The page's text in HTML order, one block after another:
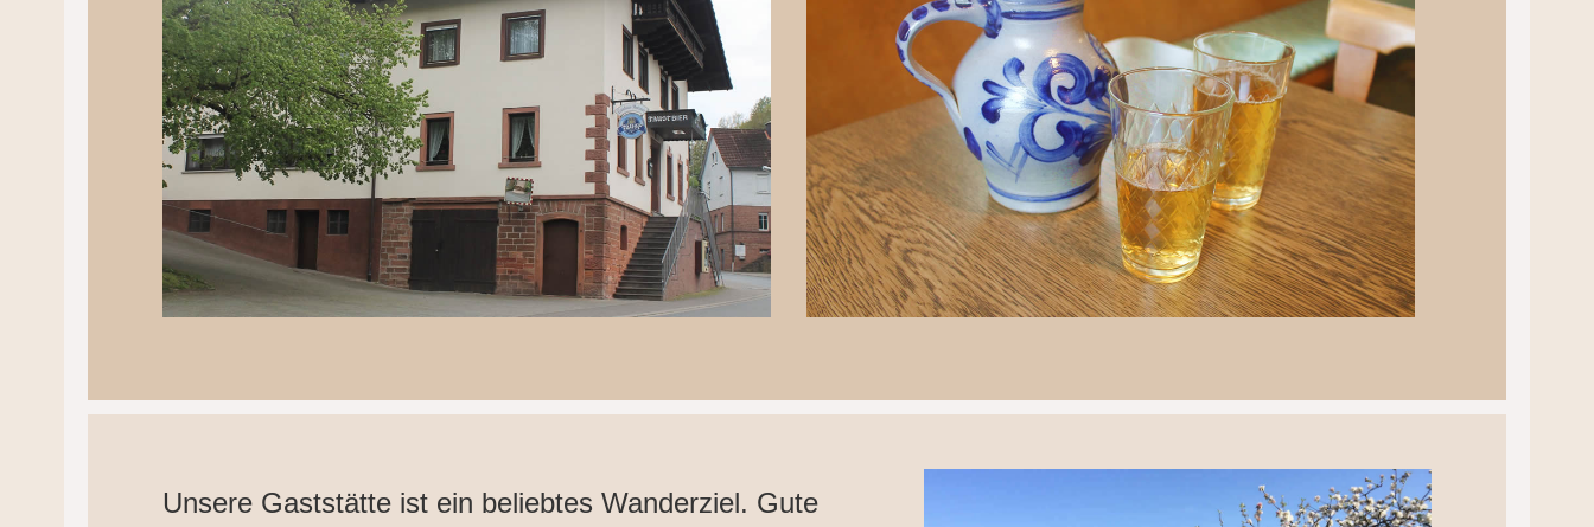
Unsere Gaststätte ist ein beliebtes Wanderziel. Gute